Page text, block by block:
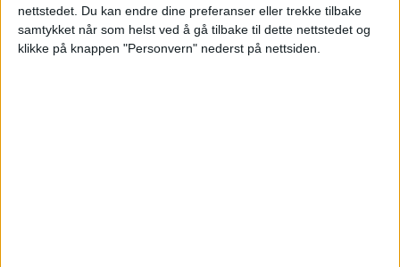
nettstedet. Du kan endre dine preferanser eller trekke tilbake
samtykket når som helst ved å gå tilbake til dette nettstedet og
klikke på knappen "Personvern" nederst på nettsiden.
som faktisk er hensikten med å ha
prøver. Det er ikke slik at noens